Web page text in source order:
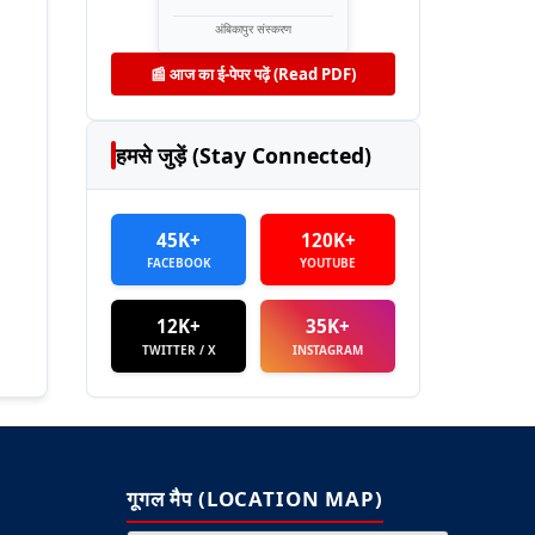
अंबिकापुर संस्करण
📰 आज का ई-पेपर पढ़ें (Read PDF)
हमसे जुड़ें (Stay Connected)
45K+
FACEBOOK
120K+
YOUTUBE
12K+
TWITTER / X
35K+
INSTAGRAM
गूगल मैप (LOCATION MAP)